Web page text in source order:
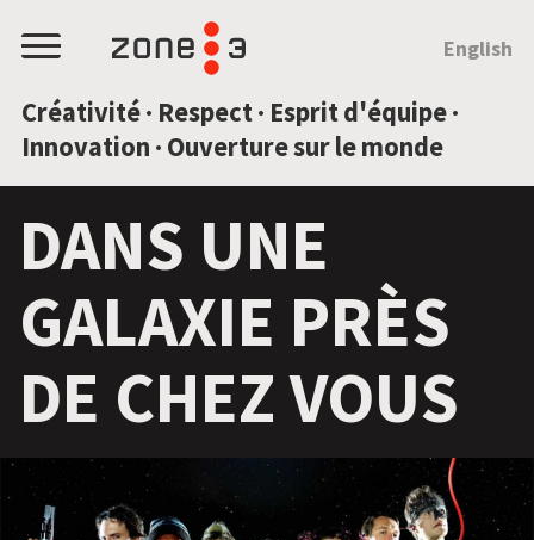
Menu
Créativité · Respect · Esprit d'équipe ·
Innovation · Ouverture sur le monde
English
DANS UNE
GALAXIE PRÈS
DE CHEZ VOUS